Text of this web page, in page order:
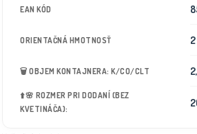
EAN KÓD
ORIENTAČNÁ HMOTNOSŤ
🗑️ OBJEM KONTAJNERA: K/CO/CLT
⬆️🌸 ROZMER PRI DODANÍ (BEZ
KVETINÁČA):